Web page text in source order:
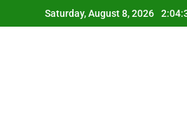
to
Saturday, August 8, 2026